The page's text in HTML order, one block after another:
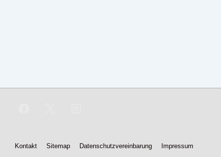
Footer-
Kontakt Sitemap Datenschutzvereinbarung Impressum